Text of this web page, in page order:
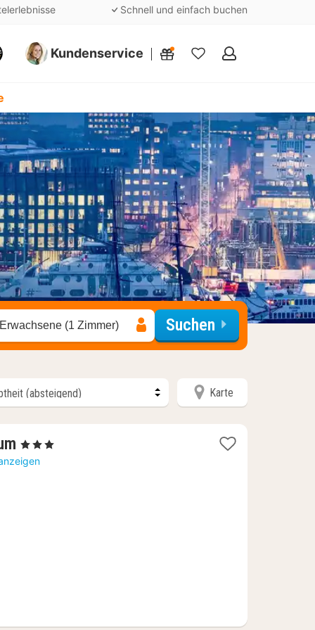
Schnell und einfach buchen
Kundenservice
Meine
(1 Zimmer) Suchen
Karte
1
Nacht
, 3 Sterne